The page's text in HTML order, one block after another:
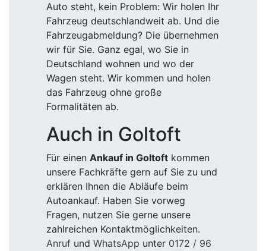
Auto steht, kein Problem: Wir holen Ihr
Fahrzeug deutschlandweit ab. Und die
Fahrzeugabmeldung? Die übernehmen
wir für Sie. Ganz egal, wo Sie in
Deutschland wohnen und wo der
Wagen steht. Wir kommen und holen
das Fahrzeug ohne große
Formalitäten ab.
Auch in Goltoft
Für einen Ankauf in Goltoft kommen
unsere Fachkräfte gern auf Sie zu und
erklären Ihnen die Abläufe beim
Autoankauf. Haben Sie vorweg
Fragen, nutzen Sie gerne unsere
zahlreichen Kontaktmöglichkeiten.
Anruf und WhatsApp unter 0172 / 96